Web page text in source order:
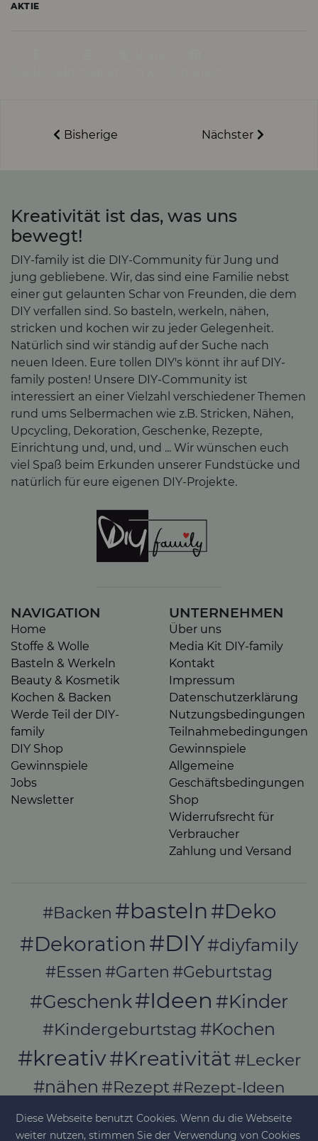
AKTIE
Bisherige Nächster
Kreativität ist das, was uns
bewegt!
DIY-family ist die DIY-Community für Jung und
jung gebliebene. Wir, das sind eine Familie nebst
einer gut gelaunten Schar von Freunden, die dem
DIY verfallen sind. So basteln, werkeln, nähen,
stricken und kochen wir zu jeder Gelegenheit.
Natürlich sind wir ständig auf der Suche nach
neuen Ideen. Eure tollen DIY's könnt ihr auf DIY-
family posten! Unsere DIY-Community ist
interessiert an einer Vielzahl verschiedener Themen
rund ums Selbermachen wie z.B. Stricken, Nähen,
Upcycling, Dekoration, Geschenke, Rezepte,
Einrichtung und, und, und ... Wir wünschen euch
viel Spaß beim Erkunden unserer Fundstücke und
natürlich für eure eigenen DIY-Projekte.
NAVIGATION
Home
Stoffe & Wolle
Basteln & Werkeln
Beauty & Kosmetik
Kochen & Backen
Werde Teil der DIY-
family
DIY Shop
Gewinnspiele
Jobs
Newsletter
UNTERNEHMEN
Über uns
Media Kit DIY-family
Kontakt
Impressum
Datenschutzerklärung
Nutzungsbedingungen
Teilnahmebedingungen
Gewinnspiele
Allgemeine
Geschäftsbedingungen
Shop
Widerrufsrecht für
Verbraucher
Zahlung und Versand
#Backen #basteln #Deko
#Dekoration #DIY#diyfamily
#Essen #Garten #Geburtstag
#Geschenk#Ideen #Kinder
#Kindergeburtstag #Kochen
#kreativ#Kreativität#Lecker
#nähen #Rezept#Rezept-Ideen
#Rezepte#selber_bauen
Diese Webseite benutzt Cookies. Wenn du die Webseite
weiter nutzen, stimmen Sie der Verwendung von Cookies